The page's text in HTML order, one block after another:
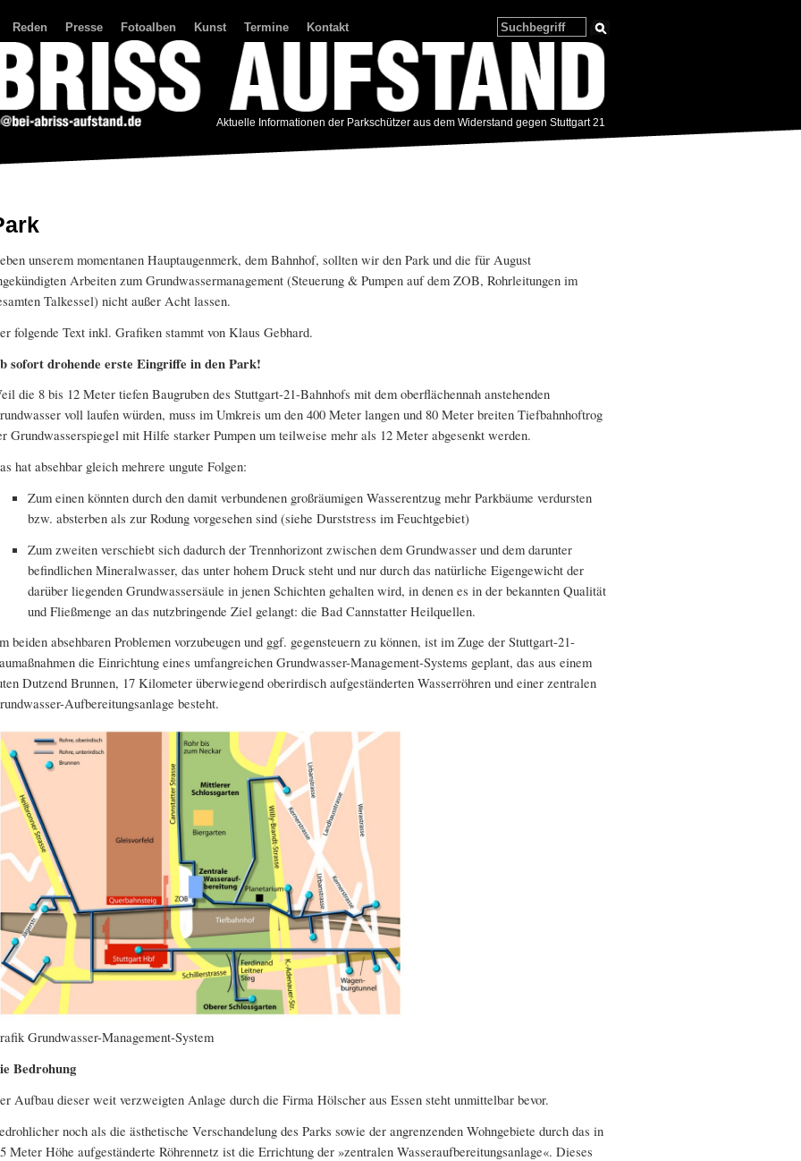
Reden Presse Fotoalben Kunst Termine Kontakt
Aktuelle Informationen der Parkschützer aus dem Widerstand gegen Stuttgart 21
unserem momentanen Hauptaugenmerk, dem Bahnhof, sollten wir den Park und die für August
Arbeiten zum Grundwassermanagement (Steuerung & Pumpen auf dem ZOB, Rohrleitungen im
Talkessel) nicht außer Acht lassen.
folgende Text inkl. Grafiken stammt von Klaus Gebhard.
sofort drohende erste Eingriffe in den Park!
die 8 bis 12 Meter tiefen Baugruben des Stuttgart-21-Bahnhofs mit dem oberflächennah anstehenden
voll laufen würden, muss im Umkreis um den 400 Meter langen und 80 Meter breiten Tiefbahnhoftrog
Grundwasserspiegel mit Hilfe starker Pumpen um teilweise mehr als 12 Meter abgesenkt werden.
hat absehbar gleich mehrere ungute Folgen:
Zum einen könnten durch den damit verbundenen großräumigen Wasserentzug mehr Parkbäume verdursten
bzw. absterben als zur Rodung vorgesehen sind (siehe Durststress im Feuchtgebiet)
Zum zweiten verschiebt sich dadurch der Trennhorizont zwischen dem Grundwasser und dem darunter
befindlichen Mineralwasser, das unter hohem Druck steht und nur durch das natürliche Eigengewicht der
darüber liegenden Grundwassersäule in jenen Schichten gehalten wird, in denen es in der bekannten Qualität
und Fließmenge an das nutzbringende Ziel gelangt: die Bad Cannstatter Heilquellen.
beiden absehbaren Problemen vorzubeugen und ggf. gegensteuern zu können, ist im Zuge der Stuttgart-21-
die Einrichtung eines umfangreichen Grundwasser-Management-Systems geplant, das aus einem
Dutzend Brunnen, 17 Kilometer überwiegend oberirdisch aufgeständerten Wasserröhren und einer zentralen
Aufbereitungsanlage besteht.
Grundwasser-Management-System
Bedrohung
Aufbau dieser weit verzweigten Anlage durch die Firma Hölscher aus Essen steht unmittelbar bevor.
noch als die ästhetische Verschandelung des Parks sowie der angrenzenden Wohngebiete durch das in
Meter Höhe aufgeständerte Röhrennetz ist die Errichtung der »zentralen Wasseraufbereitungsanlage«. Dieses